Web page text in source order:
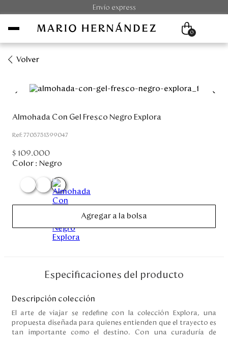
Envío express
Unisex
Viaje
Colecciones
Mi cuenta
Blog
Servicio al cliente
0
Volver
Almohada Con Gel Fresco Negro Explora
:7705751399047
$ 109.000
Color : Negro
Agregar a la bolsa
Especificaciones del producto
Descripción colección
El arte de viajar se redefine con la colección Explora, una
propuesta diseñada para quienes entienden que el trayecto es
tan importante como el destino. Con una curaduría de